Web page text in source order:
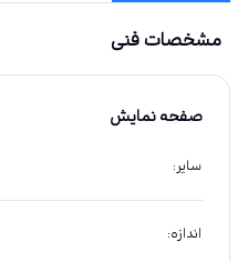
مشخصات فنی
صفحه نمایش
سایر:
اندازه: